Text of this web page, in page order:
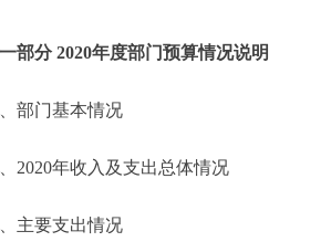
分 2020年度部门预算情况说明
门基本情况
年收入及支出总体情况
要支出情况